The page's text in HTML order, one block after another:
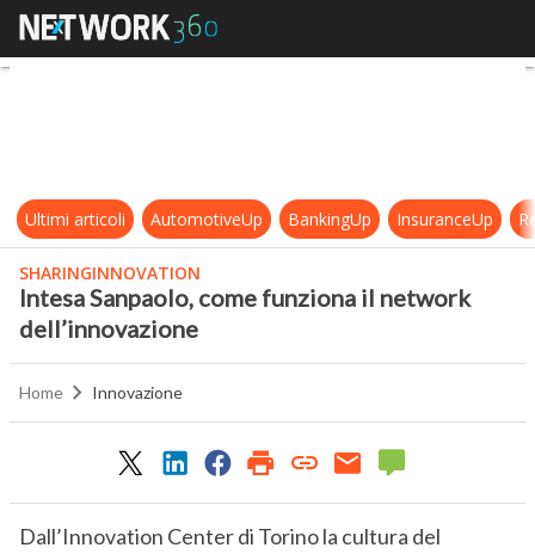
Intesa Sanpaolo, come funziona il
Ultimi articoli AutomotiveUp BankingUp InsuranceUp
SHARINGINNOVATION
Intesa Sanpaolo, come funziona il network
dell’innovazione
Home Innovazione
Dall’Innovation Center di Torino la cultura del